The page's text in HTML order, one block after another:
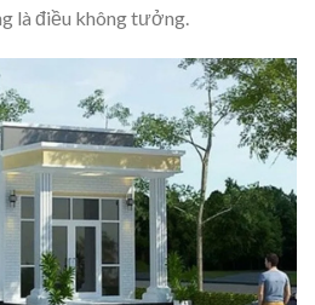
là điều không tưởng.